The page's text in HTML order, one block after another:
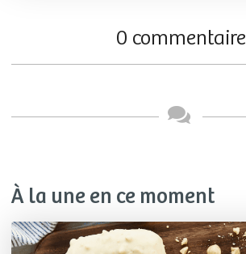
0 commentaire
À la une en ce moment